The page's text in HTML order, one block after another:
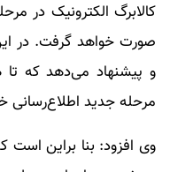
کالابرگ الکترونیک در
صورت خواهد گرفت. در
و پیشنهاد می‌دهد که
مرحله جدید اطلاع‌رسانی
وی افزود: بنا براین است